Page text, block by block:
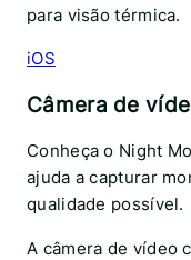
para visão térmica.
iOS
Câmera de
Conheça o Night
ajuda a capturar
qualidade possível.
A câmera de vídeo